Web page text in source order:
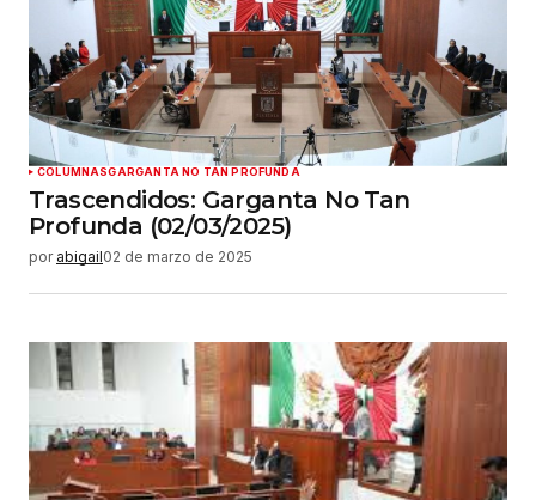
COLUMNASGARGANTA NO TAN PROFUNDA
Trascendidos: Garganta No Tan
Profunda (02/03/2025)
por abigail02 de marzo de 2025